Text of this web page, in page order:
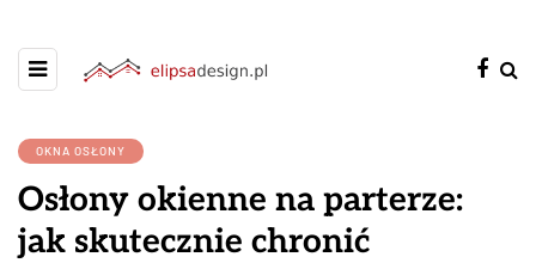
OKNA OSŁONY
Osłony okienne na parterze:
jak skutecznie chronić